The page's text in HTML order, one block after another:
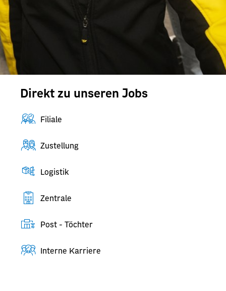
Direkt zu unseren Jobs
Filiale
Zustellung
Logistik
Zentrale
Post - Töchter
Interne Karriere